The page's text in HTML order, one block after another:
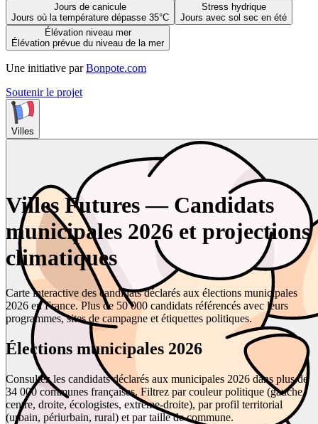
Jours de canicule
Jours où la température dépasse 35°C
Stress hydrique
Jours avec sol sec en été
Élévation niveau mer
Élévation prévue du niveau de la mer
Une initiative par Bonpote.com
Soutenir le projet
Villes
Villes Futures — Candidats
municipales 2026 et projections
climatiques
Carte interactive des candidats déclarés aux élections municipales
2026 en France. Plus de 50 000 candidats référencés avec leurs
programmes, sites de campagne et étiquettes politiques.
Élections municipales 2026
Consultez les candidats déclarés aux municipales 2026 dans plus de
34 000 communes françaises. Filtrez par couleur politique (gauche,
centre, droite, écologistes, extrême-droite), par profil territorial
(urbain, périurbain, rural) et par taille de commune.